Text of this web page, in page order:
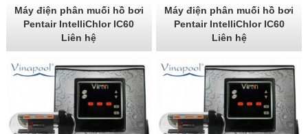
Máy điện phân muối hồ bơi
Pentair IntelliChlor IC60
Liên hệ
Máy điện phân muối hồ bơi
Pentair IntelliChlor IC60
Liên hệ